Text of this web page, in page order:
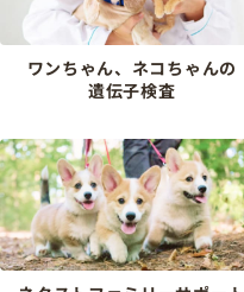
ワンちゃん、ネコちゃんの
遺伝子検査